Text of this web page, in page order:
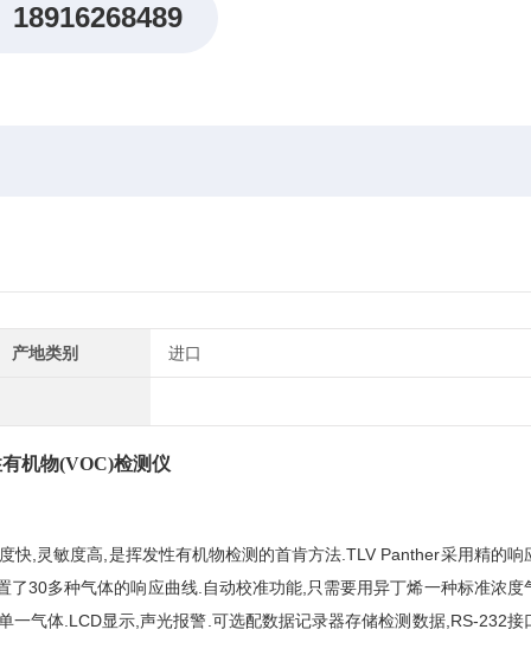
18916268489
产地类别 进口
机物(VOC)检测仪
,灵敏度高,是挥发性有机物检测的首肯方法.TLV Panther采用精的响
30多种气体的响应曲线.自动校准功能,只需要用异丁烯一种标准浓度
气体.LCD显示,声光报警.可选配数据记录器存储检测数据,RS-232接